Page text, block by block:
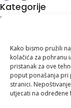
Kako bismo pružili
kolačića za pohranu
pristanak za ove
poput ponašanja pri
stranici.
utjecati na određene
Kategorije
Kupovina i
Kontakt
Branilaca Bosne,
+387 35 555 999
info@pconer.ba